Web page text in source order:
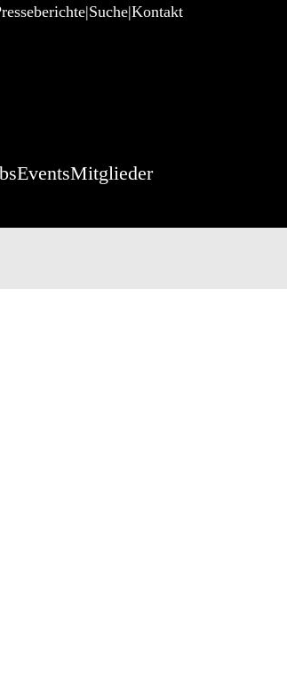
Suche Kontakt
EventsMitglieder